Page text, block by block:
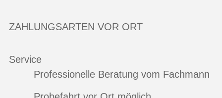
ZAHLUNGSARTEN VOR ORT
Service
Professionelle Beratung vom Fachmann